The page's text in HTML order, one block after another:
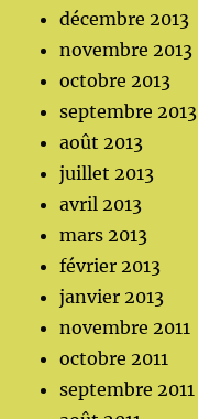
décembre 2013
novembre 2013
octobre 2013
septembre 2013
août 2013
juillet 2013
avril 2013
mars 2013
février 2013
janvier 2013
novembre 2011
octobre 2011
septembre 2011